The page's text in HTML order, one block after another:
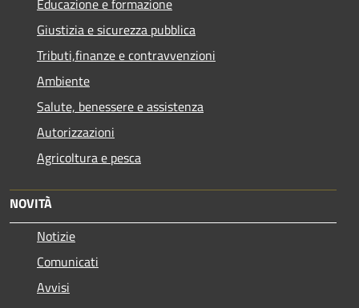
Giustizia e sicurezza pubblica
Tributi,finanze e contravvenzioni
Ambiente
Salute, benessere e assistenza
Autorizzazioni
Agricoltura e pesca
NOVITÀ
Notizie
Comunicati
Avvisi